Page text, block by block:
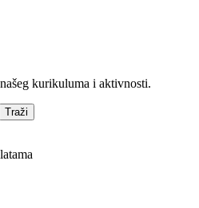
kurikuluma i aktivnosti.
Traži